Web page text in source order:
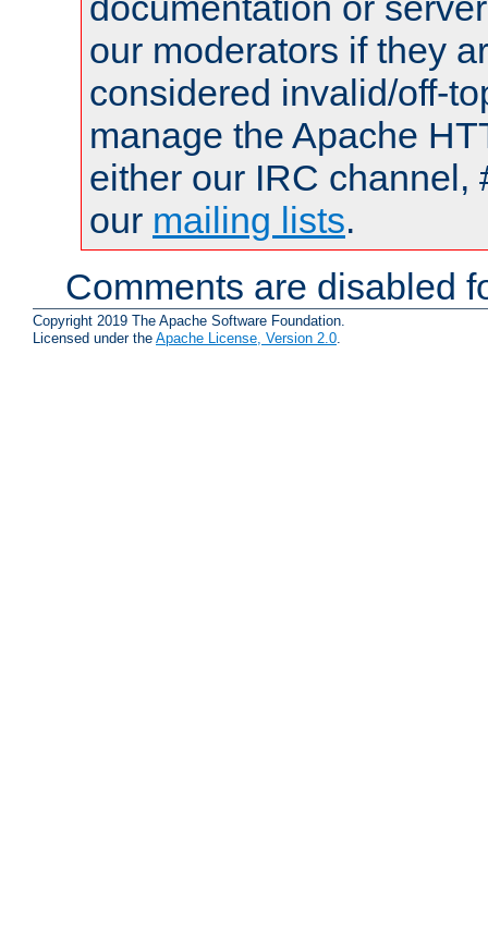
our moderators if they
considered invalid/off-
manage the Apache
either our IRC channel,
our mailing lists.
Comments are disabled
Copyright 2019 The Apache Software Foundation.
Licensed under the Apache License, Version 2.0